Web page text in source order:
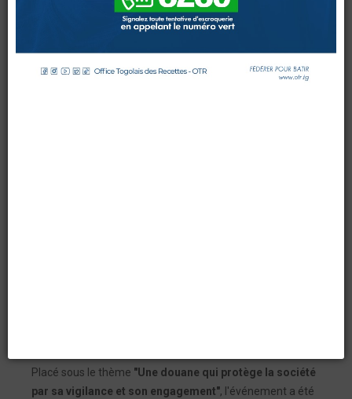
DOUANES
Douane Togolaise
CADASTRE &
Affichages : 5106
Placé sous le thème "Une douane qui protège la société
par sa vigilance et son engagement", l'événement a été